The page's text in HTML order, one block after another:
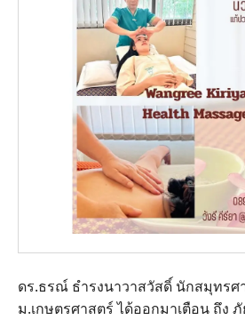
ดร.ธรณ์ ธำรงนาวาสวัสดิ์ นักสมุทรศ
ม.เกษตรศาสตร์ ได้ออกมาเตือน ถึง